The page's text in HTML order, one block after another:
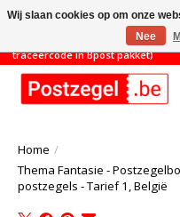
TOT 31/8: MINIMAAL
traceercode in Bpost pakket)
Home /
Thema Fantasie -
postzegels - Tarief 1, België
Wij slaan cookies op om onze
Nee